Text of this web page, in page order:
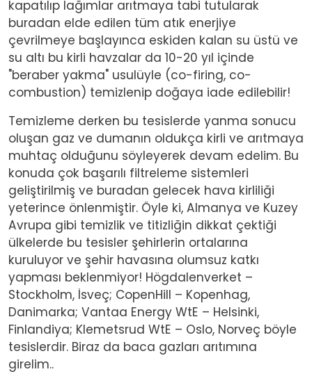
kapatılıp lağımlar arıtmaya tabi tutularak
buradan elde edilen tüm atık enerjiye
çevrilmeye başlayınca eskiden kalan su üstü ve
su altı bu kirli havzalar da 10-20 yıl içinde
"beraber yakma" usulüyle (co-firing, co-
combustion) temizlenip doğaya iade edilebilir!
Temizleme derken bu tesislerde yanma sonucu
oluşan gaz ve dumanın oldukça kirli ve arıtmaya
muhtaç olduğunu söyleyerek devam edelim. Bu
konuda çok başarılı filtreleme sistemleri
geliştirilmiş ve buradan gelecek hava kirliliği
yeterince önlenmiştir. Öyle ki, Almanya ve Kuzey
Avrupa gibi temizlik ve titizliğin dikkat çektiği
ülkelerde bu tesisler şehirlerin ortalarına
kuruluyor ve şehir havasına olumsuz katkı
yapması beklenmiyor! Högdalenverket –
Stockholm, İsveç; CopenHill – Kopenhag,
Danimarka; Vantaa Energy WtE – Helsinki,
Finlandiya; Klemetsrud WtE – Oslo, Norveç böyle
tesislerdir. Biraz da baca gazları arıtımına
girelim..